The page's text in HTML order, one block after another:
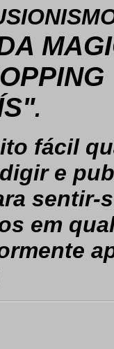
.
fácil
e
sentir-
em